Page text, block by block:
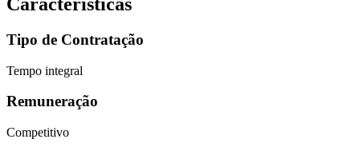
Tipo de Contratação
Tempo integral
Remuneração
Competitivo